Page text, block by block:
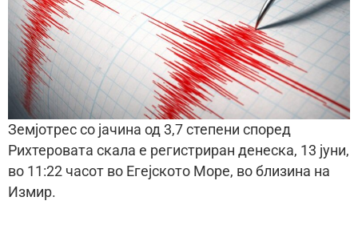
Земјотрес со јачина од 3,7 степени според
Рихтеровата скала е регистриран денеска, 13 јуни,
во 11:22 часот во Егејското Море, во близина на
Измир.